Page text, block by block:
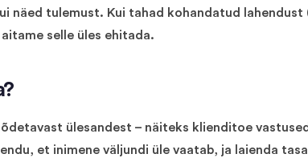
näed tulemust. Kui tahad kohandatud
selle üles ehitada.
ülesandest – näiteks klienditoe
et inimene väljundi üle vaatab, ja laienda